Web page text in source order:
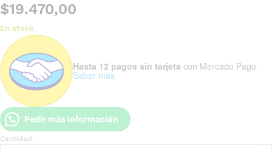
$19.470,00
En stock
Hasta 12 pagos sin tarjeta con Mercado Pago.
Saber más
Pedir más información
Cantidad: